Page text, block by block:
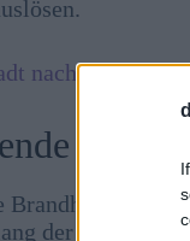
nach
von
der Grenzen